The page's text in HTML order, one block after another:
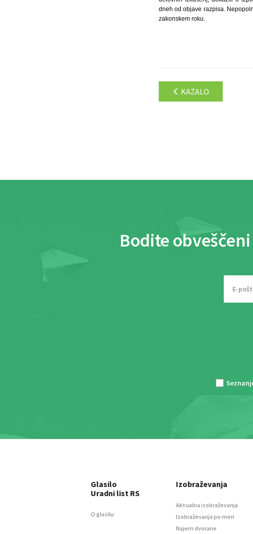
dneh od objave razpisa.
zakonskem roku.
KAZALO
Bodite obveščeni
Glasilo
Uradni list RS
O glasilu
Izobraževanja
Aktualna izobraževanja
Izobraževanja po meri
Najem dvorane